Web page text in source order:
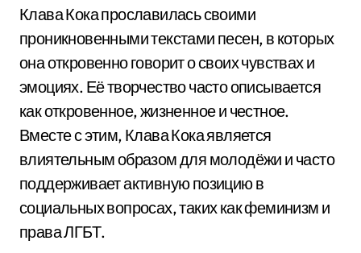
Клава Кока прославилась своими
проникновенными текстами песен, в которых
она откровенно говорит о своих чувствах и
эмоциях. Её творчество часто описывается
как откровенное, жизненное и честное.
Вместе с этим, Клава Кока является
влиятельным образом для молодёжи и часто
поддерживает активную позицию в
социальных вопросах, таких как феминизм и
права ЛГБТ.